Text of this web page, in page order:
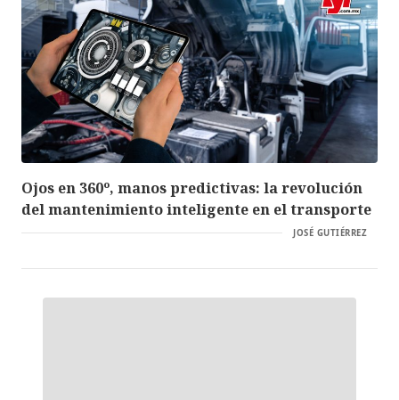
Ojos en 360º, manos predictivas: la revolución
del mantenimiento inteligente en el transporte
JOSÉ GUTIÉRREZ